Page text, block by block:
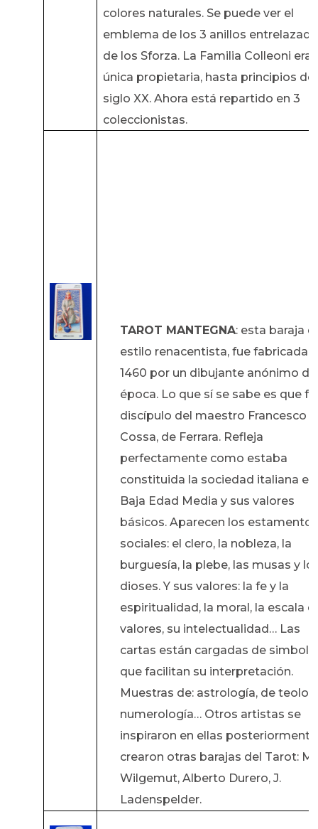
colores naturales. Se puede ver el
emblema de los 3 anillos
de los Sforza. La Familia Colleoni era
única propietaria, hasta principios del
siglo XX. Ahora está repartido en 3
coleccionistas.
TAROT MANTEGNA: esta baraja
estilo renacentista, fue fabricada
1460 por un dibujante anónimo de
época. Lo que sí se sabe es que
discípulo del maestro Francesco
Cossa, de Ferrara. Refleja
perfectamente como estaba
constituida la sociedad italiana en
Baja Edad Media y sus valores
básicos. Aparecen los estamentos
sociales: el clero, la nobleza, la
burguesía, la plebe, las musas y
dioses. Y sus valores: la fe y la
espiritualidad, la moral, la escala
valores, su intelectualidad… Las
cartas están cargadas de
que facilitan su interpretación.
Muestras de: astrología, de
numerología… Otros artistas se
inspiraron en ellas
crearon otras barajas del Tarot: M.
Wilgemut, Alberto Durero, J.
Ladenspelder.